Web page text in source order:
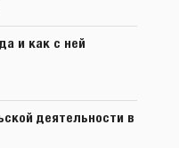
и как с ней
деятельности в